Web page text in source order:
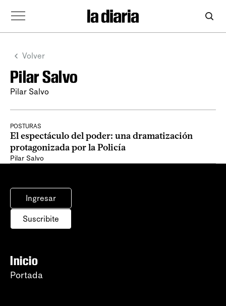
Volver
Pilar Salvo
Pilar Salvo
POSTURAS
El espectáculo del poder: una dramatización
protagonizada por la Policía
Pilar Salvo
Ingresar
Suscribite
Inicio
Portada